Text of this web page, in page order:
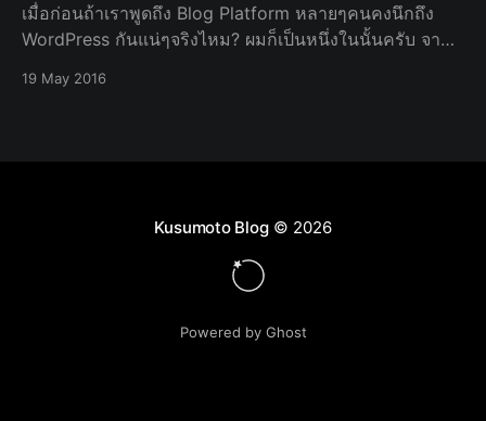
เมื่อก่อนถ้าเราพูดถึง Blog Platform หลายๆคนคงนึกถึง
WordPress กันแน่ๆจริงไหม? ผมก็เป็นหนึ่งในนั้นครับ จาก
(เปลี่ยนมา 2 Site) จนเวลาผ่านไปนานแสนนาน ในที่สุดก็ได้
19 May 2016
Kusumoto Blog© 2026
Powered by Ghost